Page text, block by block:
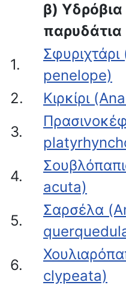
β) Υδρόβια
παρυδάτια
1.
Σφυριχτάρι
penelope)
2.
Κιρκίρι
3.
4.
acuta)
5.
Σαρσέλα
6.
clypeata)